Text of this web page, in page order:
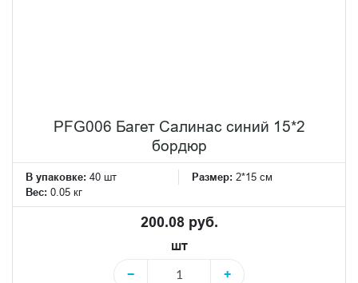
PFG006 Багет Салинас синий 15*2
бордюр
В упаковке: 40 шт Размер: 2*15 см
Вес: 0.05 кг
200.08 руб.
шт
−
+